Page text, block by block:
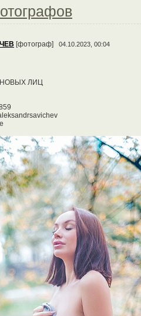
[фотограф] 04.10.2023, 00:04
НОВЫХ ЛИЦ